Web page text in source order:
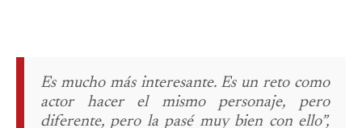
Es mucho más interesante. Es un reto como
actor hacer el mismo personaje, pero
diferente, pero la pasé muy bien con ello”,